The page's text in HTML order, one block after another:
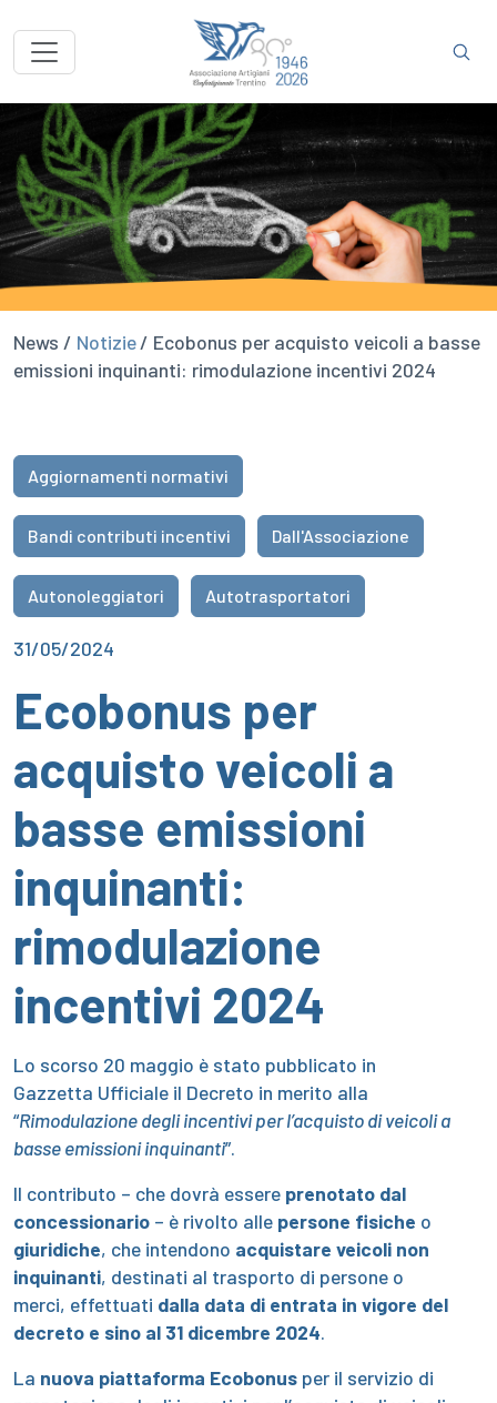
News / Notizie/ Ecobonus per acquisto veicoli a basse
emissioni inquinanti: rimodulazione incentivi 2024
Aggiornamenti normativi
Bandi contributi incentivi Dall'Associazione
Autonoleggiatori Autotrasportatori
31/05/2024
Ecobonus per
acquisto veicoli a
basse emissioni
inquinanti:
rimodulazione
incentivi 2024
Lo scorso 20 maggio è stato pubblicato in
Gazzetta Ufficiale il Decreto in merito alla
“Rimodulazione degli incentivi per l’acquisto di veicoli a
basse emissioni inquinanti”.
Il contributo – che dovrà essere prenotato dal
concessionario – è rivolto alle persone fisiche o
giuridiche, che intendono acquistare veicoli non
inquinanti, destinati al trasporto di persone o
merci, effettuati dalla data di entrata in vigore del
decreto e sino al 31 dicembre 2024.
La nuova piattaforma Ecobonus per il servizio di